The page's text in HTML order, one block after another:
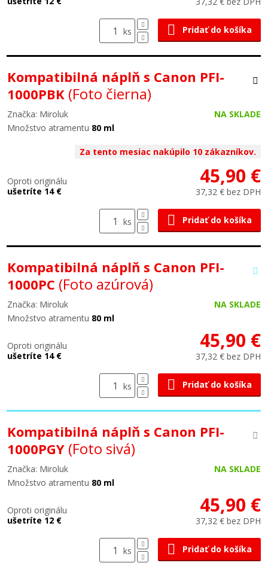
ks Pridať do košíka
Kompatibilná náplň s Canon PFI-
1000PBK (Foto čierna)
Značka: Miroluk
NA SKLADE
Množstvo atramentu 80 ml
Za tento mesiac nakúpilo 10 zákazníkov.
Oproti originálu
ušetríte 14 €
45,90 €
37,32 € bez DPH
ks Pridať do košíka
Kompatibilná náplň s Canon PFI-
1000PC (Foto azúrová)
Značka: Miroluk
NA SKLADE
Množstvo atramentu 80 ml
Oproti originálu
ušetríte 14 €
45,90 €
37,32 € bez DPH
ks Pridať do košíka
Kompatibilná náplň s Canon PFI-
1000PGY (Foto sivá)
Značka: Miroluk
NA SKLADE
Množstvo atramentu 80 ml
Oproti originálu
ušetríte 12 €
45,90 €
37,32 € bez DPH
ks Pridať do košíka